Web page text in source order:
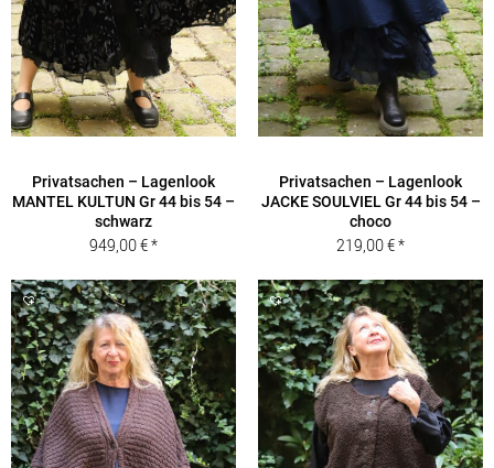
Privatsachen – Lagenlook
MANTEL KULTUN Gr 44 bis 54 –
schwarz
949,00€
Privatsachen – Lagenlook
JACKE SOULVIEL Gr 44 bis 54 –
choco
219,00€